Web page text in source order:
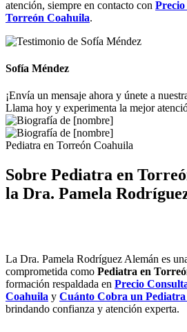
atención, siempre en contacto con
Torreón Coahuila.
Sofía Méndez
¡Envía un mensaje ahora y únete a
Llama hoy y experimenta la mejor
Pediatra en Torreón Coahuila
Sobre Pediatra en
la Dra. Pamela
La Dra. Pamela Rodríguez Alemán es
comprometida como Pediatra en
formación respaldada en Precio
Coahuila y Cuánto Cobra un
brindando confianza y atención experta.